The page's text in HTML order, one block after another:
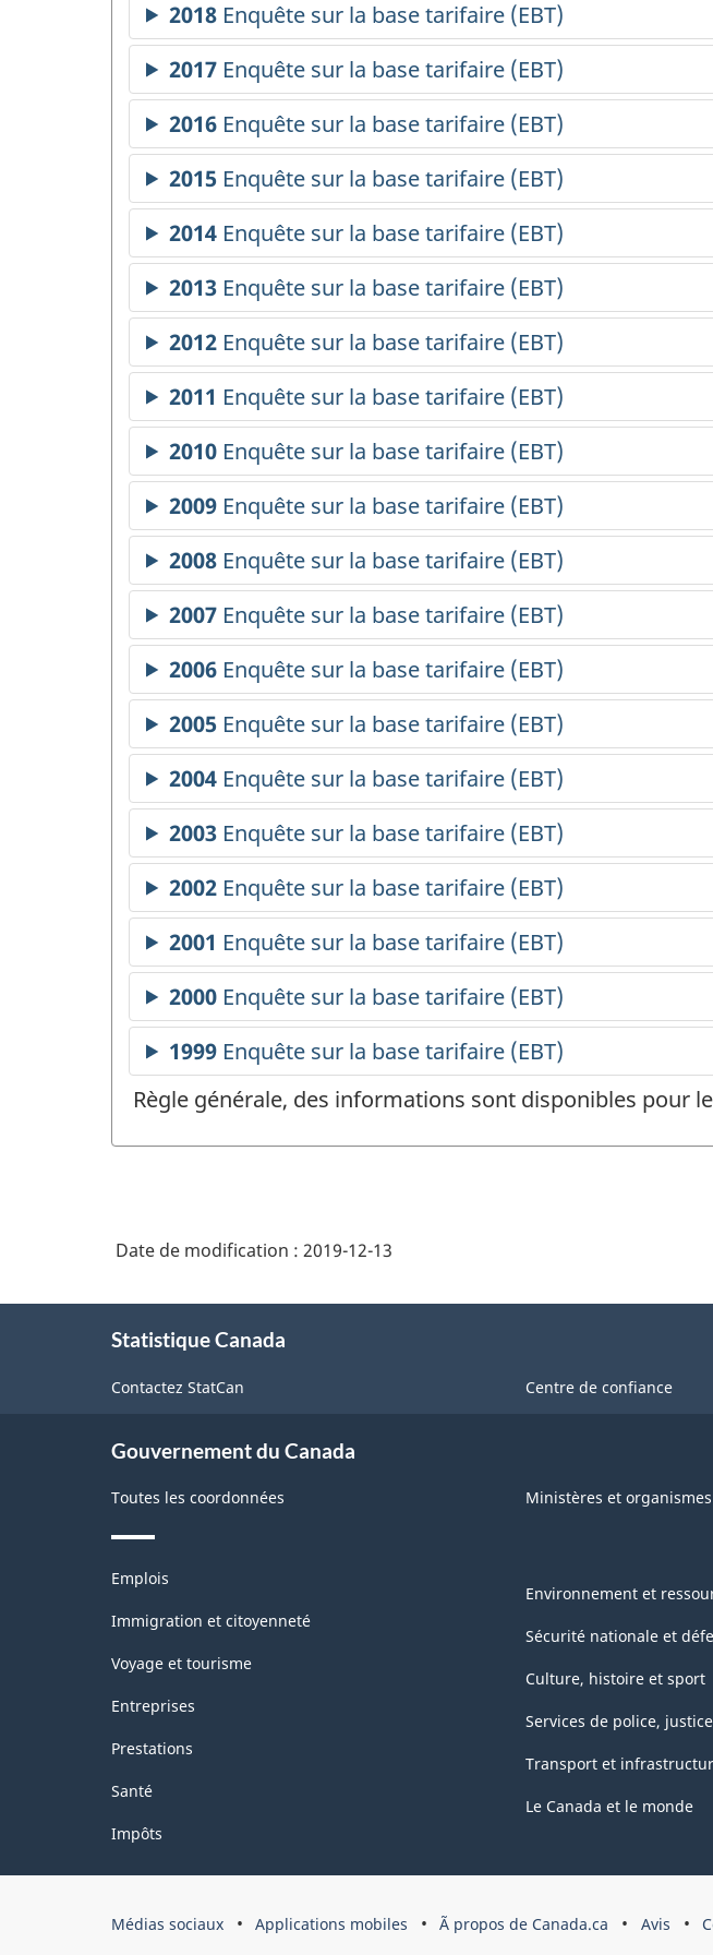
Règle générale, des informations sont disponibles pour
Date de modification : 2019-12-13
Statistique Canada
Contactez StatCan Centre de confiance
Gouvernement du Canada
Toutes les coordonnées Ministères et organismes
Thèmes
sujets
Emplois
Immigration et citoyenneté
Voyage et tourisme
Entreprises
Prestations
Santé
Impôts
Environnement et
Sécurité nationale et
Culture, histoire et sport
Services de police,
Transport et
Le Canada et le monde
Organisation
Médias sociaux Applications mobiles Ã propos de Canada.ca Avis